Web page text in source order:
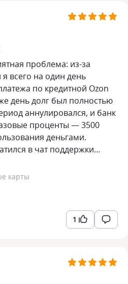
проблема: из-за
всего на один день
по кредитной Ozon
день долг был полностью
аннулировался, и банк
проценты — 3500
деньгами.
в чат поддержки…
карты
1